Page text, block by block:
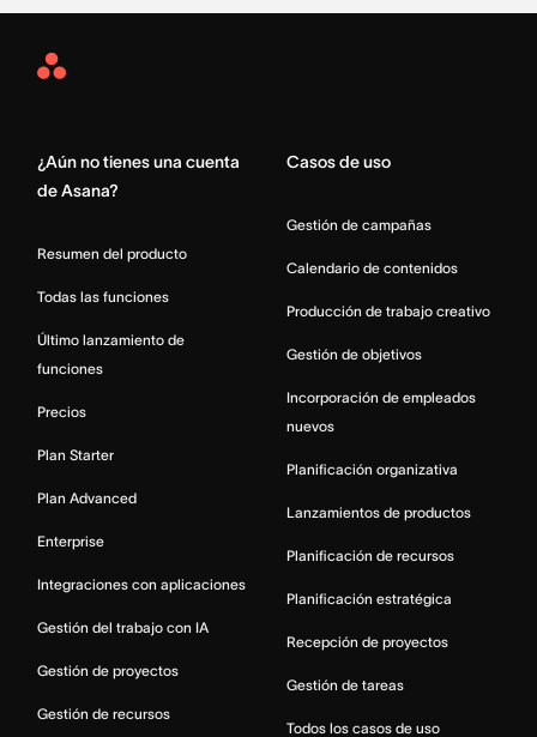
Asana
¿Aún no tienes una cuenta
de Asana?
Resumen del producto
Todas las funciones
Último lanzamiento de
funciones
Precios
Plan Starter
Plan Advanced
Enterprise
Integraciones con aplicaciones
Gestión del trabajo con IA
Gestión de proyectos
Gestión de recursos
Casos de uso
Gestión de campañas
Calendario de contenidos
Producción de trabajo creativo
Gestión de objetivos
Incorporación de empleados
nuevos
Planificación organizativa
Lanzamientos de productos
Planificación de recursos
Planificación estratégica
Recepción de proyectos
Gestión de tareas
Todos los casos de uso